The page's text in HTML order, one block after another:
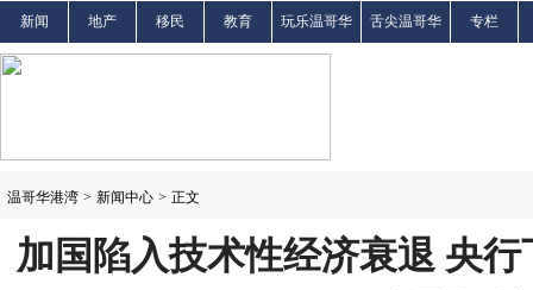
新闻 地产 移民 教育 玩乐温哥华 舌尖温哥华 专栏
温哥华港湾 > 新闻中心 > 正文
加国陷入技术性经济衰退 央